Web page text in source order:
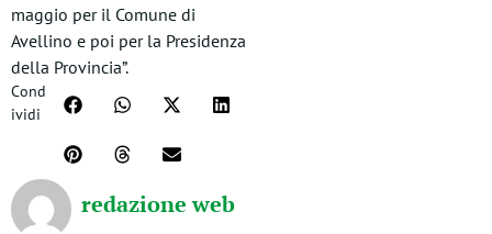
maggio per il Comune di
Avellino e poi per la Presidenza
della Provincia”.
Cond
ividi
redazione web